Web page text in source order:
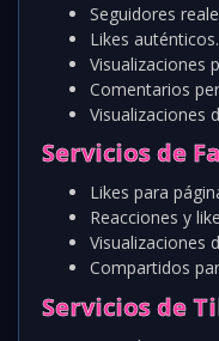
Seguidores
Likes auténticos.
Visualizaciones
Comentarios
Visualizaciones
Servicios de
Likes para
Reacciones y
Visualizaciones
Compartidos
Servicios de